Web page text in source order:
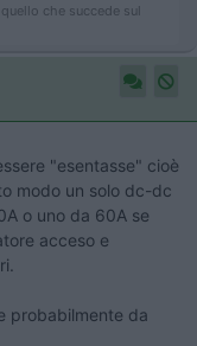
che succede sul
"esentasse" cioè
modo un solo dc-dc
o uno da 60A se
acceso e
probabilmente da